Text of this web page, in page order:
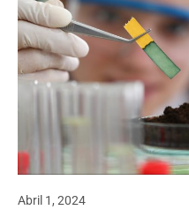
Abril 1, 2024